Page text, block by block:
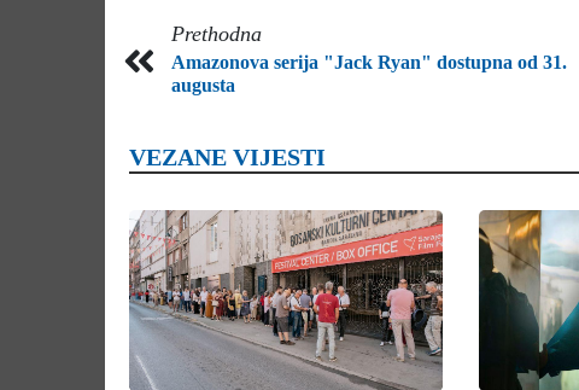
Prethodna
Amazonova serija "Jack Ryan" dostupna od 31.
augusta
VEZANE VIJESTI